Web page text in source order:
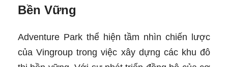
Bền Vững
Adventure Park thể hiện tầm nhìn chiến lược
của Vingroup trong việc xây dựng các khu đô